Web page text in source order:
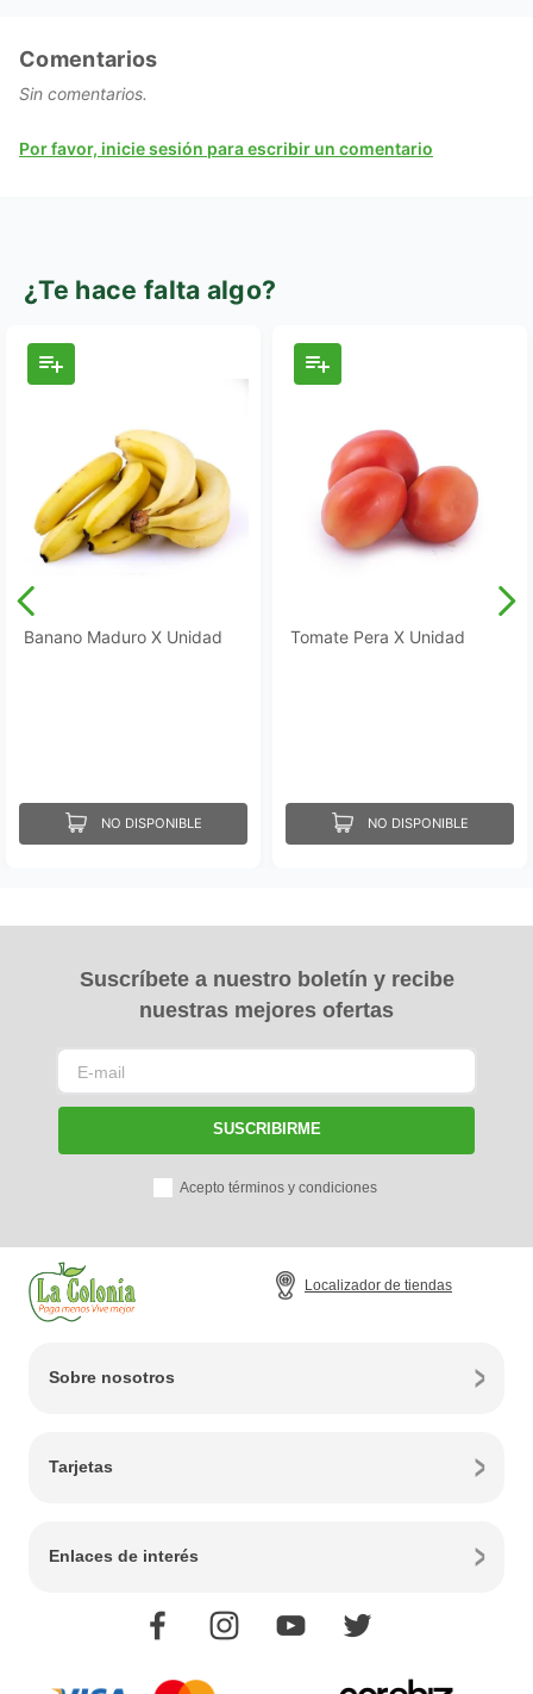
Comentarios
Por favor, inicie sesión para escribir un comentario
Sin comentarios.
¿Te hace falta algo?
Banano Maduro X Unidad
NO DISPONIBLE
Tomate Pera X Unidad
NO DISPONIBLE
Suscríbete a nuestro boletín y recibe
nuestras mejores ofertas
SUSCRIBIRME
Acepto términos y condiciones
Localizador de tiendas
Sobre nosotros
Tarjetas
Enlaces de interés